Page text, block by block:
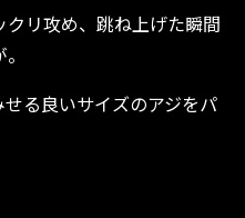
リ攻め、跳ね上げた瞬間
る良いサイズのアジをパ